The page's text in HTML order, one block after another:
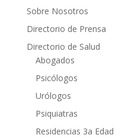
Sobre Nosotros
Directorio de Prensa
Directorio de Salud
Abogados
Psicólogos
Urólogos
Psiquiatras
Residencias 3a Edad